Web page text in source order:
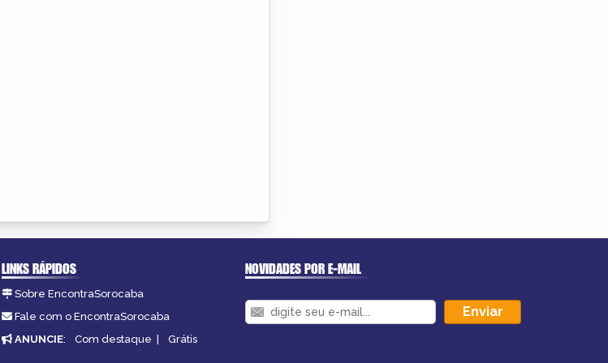
LINKS RÁPIDOS
Sobre EncontraSorocaba
Fale com o EncontraSorocaba
ANUNCIE: Com destaque | Grátis
NOVIDADES POR E-MAIL